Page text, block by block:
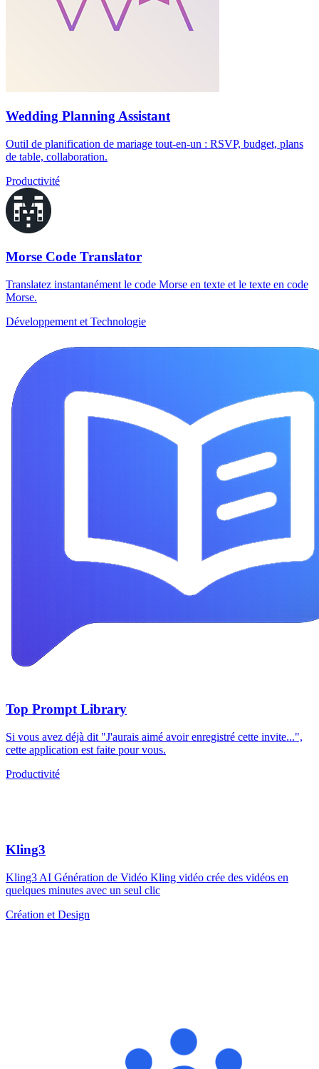
Wedding Planning Assistant
Outil de planification de mariage tout-en-un : RSVP, budget, plans
de table, collaboration.
Productivité
Morse Code Translator
Translatez instantanément le code Morse en texte et le texte en code
Morse.
Développement et Technologie
Top Prompt Library
Si vous avez déjà dit "J'aurais aimé avoir enregistré cette invite...",
cette application est faite pour vous.
Productivité
Kling3
Kling3 AI Génération de Vidéo Kling vidéo crée des vidéos en
quelques minutes avec un seul clic
Création et Design